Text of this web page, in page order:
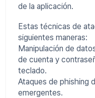
de la aplicación.
Estas técnicas de
siguientes maneras:
Manipulación de
de cuenta y
teclado.
Ataques de phishing
emergentes.